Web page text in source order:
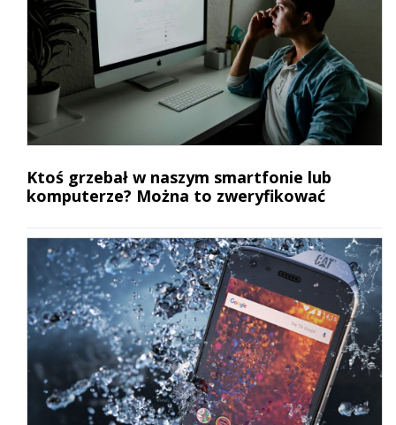
Ktoś grzebał w naszym smartfonie lub
komputerze? Można to zweryfikować